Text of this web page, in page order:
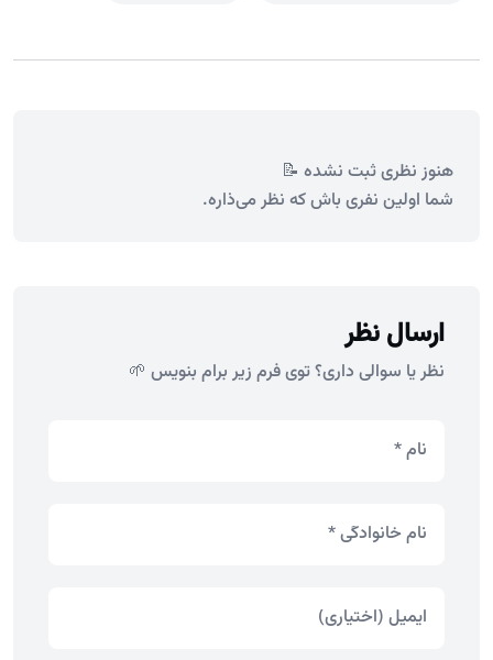
هنوز نظری ثبت نشده 📝
شما اولین نفری باش که نظر می‌ذاره.
ارسال نظر
نظر یا سوالی داری؟ توی فرم زیر برام بنویس 🌱